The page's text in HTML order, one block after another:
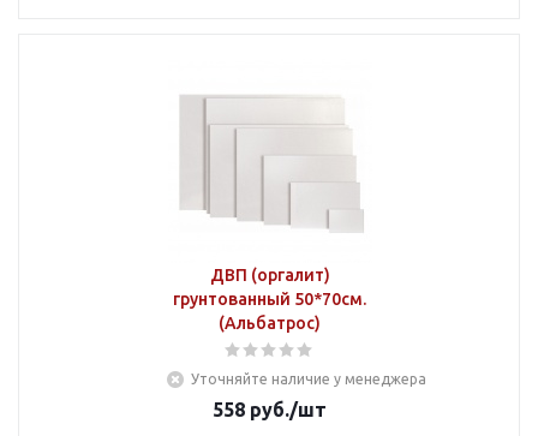
ДВП (оргалит)
грунтованный 50*70см.
(Альбатрос)
Уточняйте наличие у менеджера
558 руб./шт